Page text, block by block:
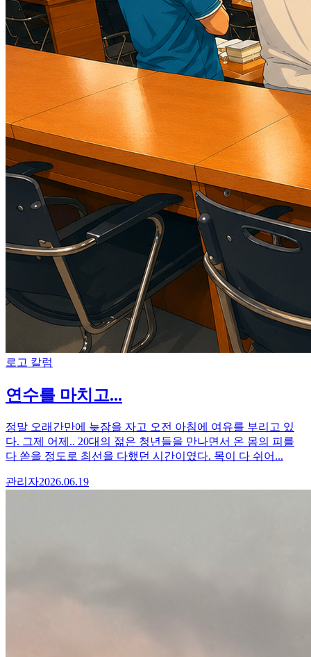
로고 칼럼
연수를 마치고...
정말 오래간만에 늦잠을 자고 오전 아침에 여유를 부리고 있
다. 그제 어제.. 20대의 젊은 청년들을 만나면서 온 몸의 피를
다 쏟을 정도로 최선을 다했던 시간이였다. 목이 다 쉬어...
관리자2026.06.19